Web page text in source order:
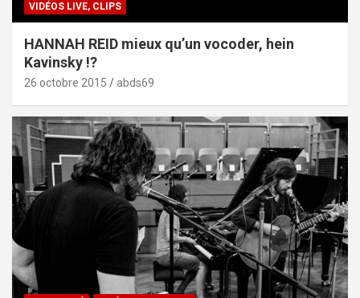
VIDÉOS LIVE, CLIPS
HANNAH REID mieux qu’un vocoder, hein
Kavinsky !?
26 octobre 2015 abds69